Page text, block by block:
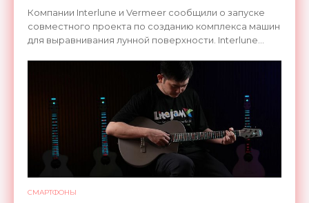
Компании Interlune и Vermeer сообщили о запуске
совместного проекта по созданию комплекса машин
для выравнивания лунной поверхности. Interlune
СМАРТФОНЫ